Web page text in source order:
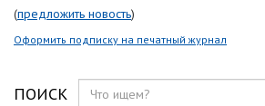
(предложить новость)
Оформить подписку на печатный журнал
ПОИСК